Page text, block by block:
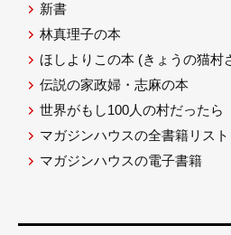
新書
林真理子の本
ほしよりこの本 (きょうの猫村
伝説の家政婦・志麻の本
世界がもし100人の村だったら
マガジンハウスの全書籍リスト
マガジンハウスの電子書籍